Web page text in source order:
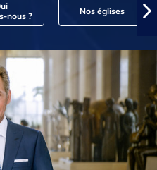
?
Nos églises